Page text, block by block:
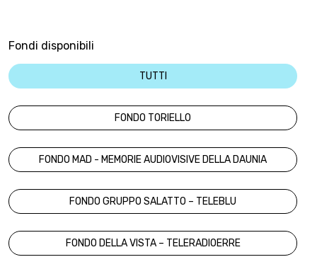
Fondi disponibili
TUTTI
FONDO TORIELLO
FONDO MAD - MEMORIE AUDIOVISIVE DELLA DAUNIA
FONDO GRUPPO SALATTO – TELEBLU
FONDO DELLA VISTA – TELERADIOERRE